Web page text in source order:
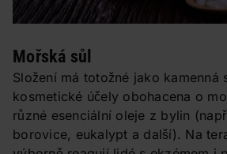
Mořská sůl
Složení má totožné jako kamenná
kosmetické účely obohacena o
různé esenciální oleje z bylin
borovice, eukalypt a další). Na